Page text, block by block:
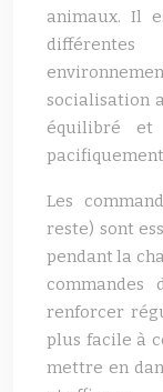
animaux. Il
socialisation
équilibré et
Les
reste) sont
pendant la
renforcer
plus facile à
mettre en